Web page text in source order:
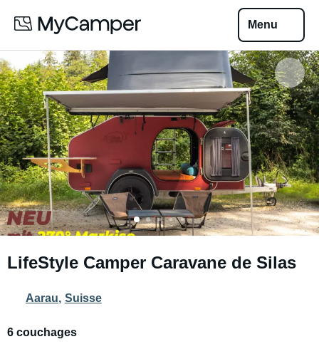
Menu
LifeStyle Camper Caravane de Silas
Aarau, Suisse
6 couchages